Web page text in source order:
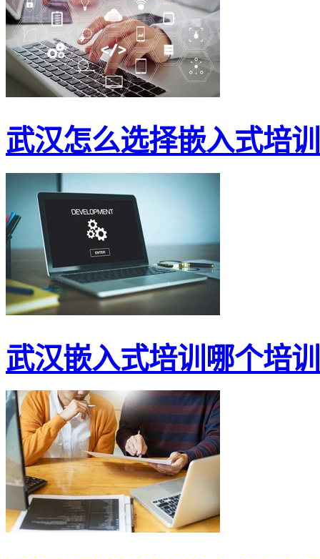
武汉怎么选择嵌入式培
武汉嵌入式培训哪个培